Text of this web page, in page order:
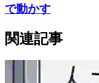
で動かす
関連記事